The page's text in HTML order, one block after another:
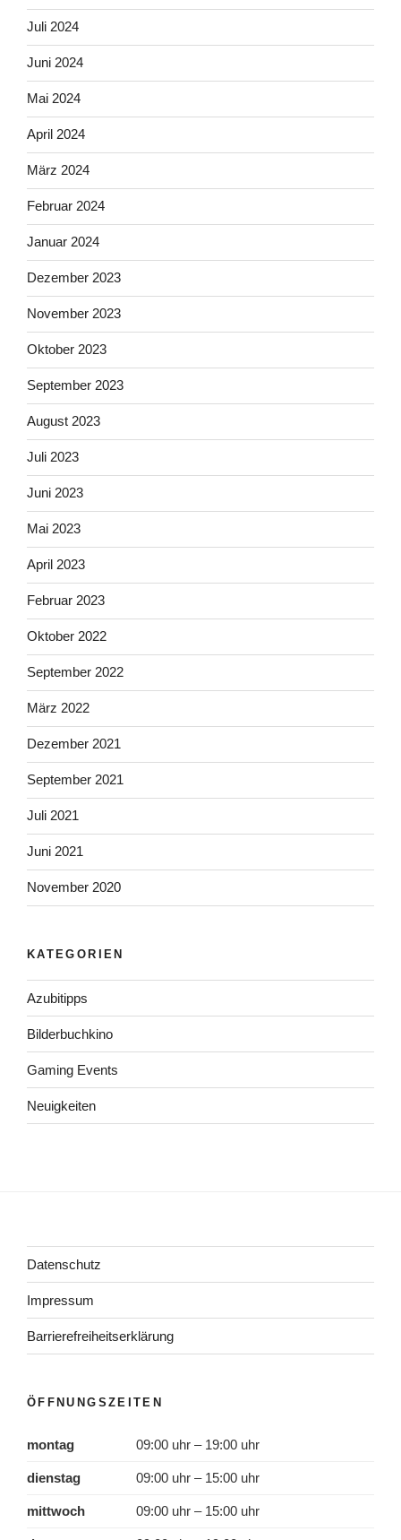
Juli 2024
Juni 2024
Mai 2024
April 2024
März 2024
Februar 2024
Januar 2024
Dezember 2023
November 2023
Oktober 2023
September 2023
August 2023
Juli 2023
Juni 2023
Mai 2023
April 2023
Februar 2023
Oktober 2022
September 2022
März 2022
Dezember 2021
September 2021
Juli 2021
Juni 2021
November 2020
KATEGORIEN
Azubitipps
Bilderbuchkino
Gaming Events
Neuigkeiten
Datenschutz
Impressum
Barrierefreiheitserklärung
ÖFFNUNGSZEITEN
montag 09:00 uhr – 19:00 uhr
dienstag 09:00 uhr – 15:00 uhr
mittwoch 09:00 uhr – 15:00 uhr